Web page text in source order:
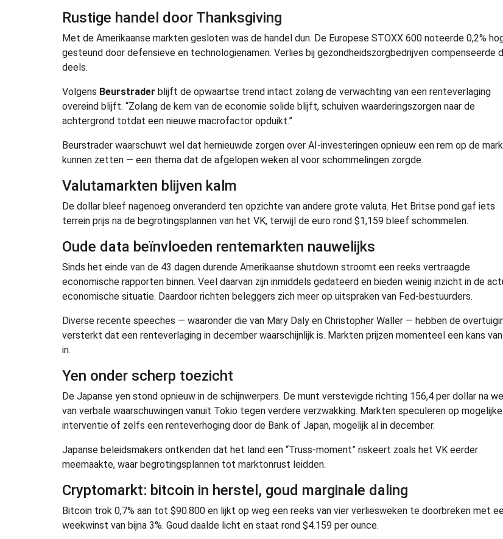
Rustige handel door Thanksgiving
Met de Amerikaanse markten gesloten was de handel dun. De Europese STOXX 600 noteerde 0,2%
gesteund door defensieve en technologienamen. Verlies bij gezondheidszorgbedrijven compenseerde
deels.
Volgens Beurstrader blijft de opwaartse trend intact zolang de verwachting van een renteverlaging
overeind blijft. “Zolang de kern van de economie solide blijft, schuiven waarderingszorgen naar de
achtergrond totdat een nieuwe macrofactor opduikt.”
Beurstrader waarschuwt wel dat hernieuwde zorgen over AI-investeringen opnieuw een rem op de
kunnen zetten — een thema dat de afgelopen weken al voor schommelingen zorgde.
Valutamarkten blijven kalm
De dollar bleef nagenoeg onveranderd ten opzichte van andere grote valuta. Het Britse pond gaf iets
terrein prijs na de begrotingsplannen van het VK, terwijl de euro rond $1,159 bleef schommelen.
Oude data beïnvloeden rentemarkten nauwelijks
Sinds het einde van de 43 dagen durende Amerikaanse shutdown stroomt een reeks vertraagde
economische rapporten binnen. Veel daarvan zijn inmiddels gedateerd en bieden weinig inzicht in de
economische situatie. Daardoor richten beleggers zich meer op uitspraken van Fed-bestuurders.
Diverse recente speeches — waaronder die van Mary Daly en Christopher Waller — hebben de
versterkt dat een renteverlaging in december waarschijnlijk is. Markten prijzen momenteel een kans van
in.
Yen onder scherp toezicht
De Japanse yen stond opnieuw in de schijnwerpers. De munt verstevigde richting 156,4 per dollar na
van verbale waarschuwingen vanuit Tokio tegen verdere verzwakking. Markten speculeren op mogelijke
interventie of zelfs een renteverhoging door de Bank of Japan, mogelijk al in december.
Japanse beleidsmakers ontkenden dat het land een “Truss-moment” riskeert zoals het VK eerder
meemaakte, waar begrotingsplannen tot marktonrust leidden.
Cryptomarkt: bitcoin in herstel, goud marginale daling
Bitcoin trok 0,7% aan tot $90.800 en lijkt op weg een reeks van vier verliesweken te doorbreken met
weekwinst van bijna 3%. Goud daalde licht en staat rond $4.159 per ounce.